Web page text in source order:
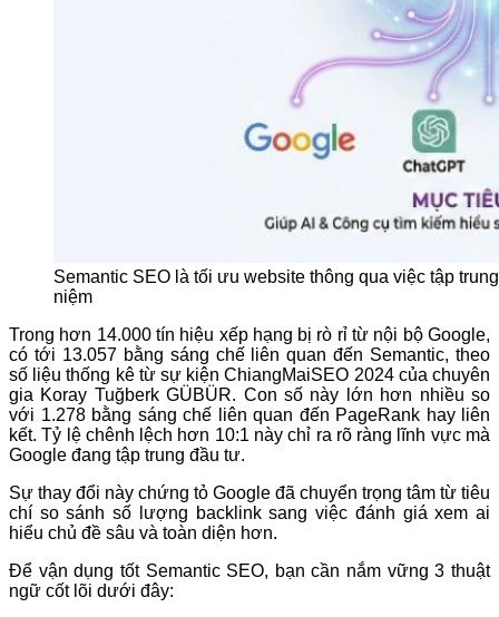
Semantic SEO là tối ưu website thông qua việc tập
niệm
Trong hơn 14.000 tín hiệu xếp hạng bị rò rỉ từ nội bộ Google,
có tới 13.057 bằng sáng chế liên quan đến Semantic, theo
số liệu thống kê từ sự kiện ChiangMaiSEO 2024 của chuyên
gia Koray Tuğberk GÜBÜR. Con số này lớn hơn nhiều so
với 1.278 bằng sáng chế liên quan đến PageRank hay liên
kết. Tỷ lệ chênh lệch hơn 10:1 này chỉ ra rõ ràng lĩnh vực mà
Google đang tập trung đầu tư.
Sự thay đổi này chứng tỏ Google đã chuyển trọng tâm từ tiêu
chí so sánh số lượng backlink sang việc đánh giá xem ai
hiểu chủ đề sâu và toàn diện hơn.
Để vận dụng tốt Semantic SEO, bạn cần nắm vững 3 thuật
ngữ cốt lõi dưới đây: